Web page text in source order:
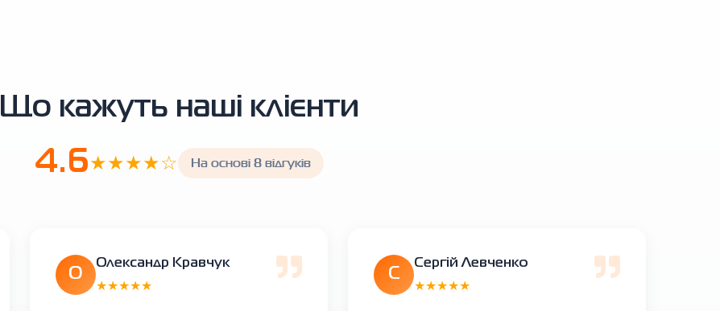
Що кажуть наші клієнти
4.6★★★★☆ На основі 8 відгуків
О
Олександр Кравчук
★★★★★
С
Сергій Левченко
★★★★★